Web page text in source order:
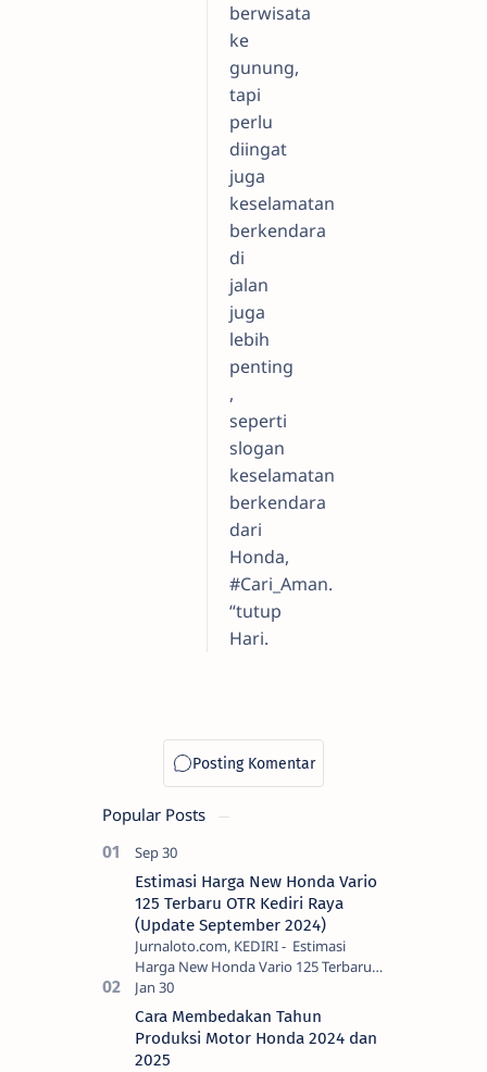
berwisata
ke
gunung,
tapi
perlu
diingat
juga
keselamatan
berkendara
di
jalan
juga
lebih
penting
,
seperti
slogan
keselamatan
berkendara
dari
Honda,
#Cari_Aman.
“tutup
Hari.
Popular Posts
Estimasi Harga New Honda Vario
125 Terbaru OTR Kediri Raya
(Update September 2024)
Jurnaloto.com, KEDIRI - Estimasi
Harga New Honda Vario 125 Terbaru
OTR Kediri Raya (Update September
2024) Brosis sekalian, PT Astra Honda
Motor (AH…
Cara Membedakan Tahun
Produksi Motor Honda 2024 dan
2025